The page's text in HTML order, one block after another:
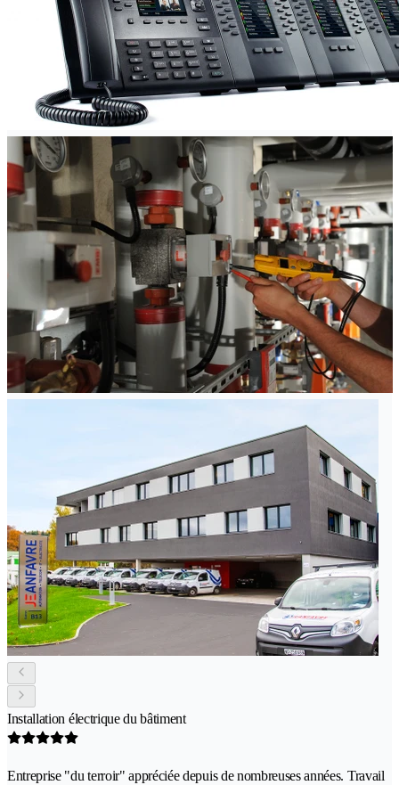
Installation électrique du bâtiment
Entreprise "du terroir" appréciée depuis de nombreuses années. Travail